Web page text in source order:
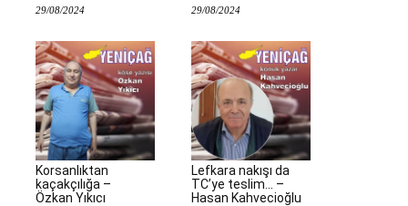
29/08/2024 29/08/2024
Korsanlıktan
kaçakçılığa –
Özkan Yıkıcı
Lefkara nakışı da
TC’ye teslim… –
Hasan Kahvecioğlu